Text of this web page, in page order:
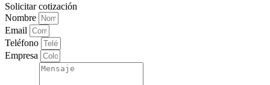
Solicitar cotización
Nombre
Email
Teléfono
Empresa